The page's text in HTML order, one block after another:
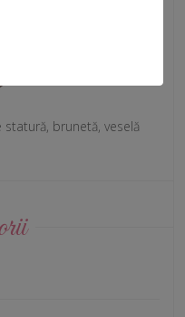
brunetă, veselă